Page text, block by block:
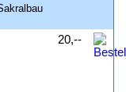
20,--